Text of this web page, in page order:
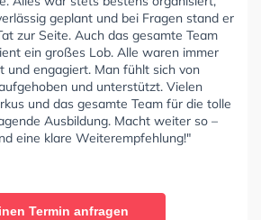
geplant und bei Fragen stand er
zur Seite. Auch das gesamte Team
ein großes Lob. Alle waren immer
und engagiert. Man fühlt sich von
und unterstützt. Vielen
und das gesamte Team für die tolle
Ausbildung. Macht weiter so –
eine klare Weiterempfehlung!"
Termin anfragen